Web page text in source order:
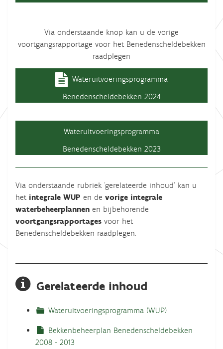
Via onderstaande knop kan u de vorige
voortgangsrapportage voor het Benedenscheldebekken
raadplegen
Wateruitvoeringsprogramma
Benedenscheldebekken 2024
Wateruitvoeringsprogramma
Benedenscheldebekken 2023
Via onderstaande rubriek 'gerelateerde inhoud' kan u
het integrale WUP en de vorige integrale
waterbeheerplannen en bijbehorende
voortgangsrapportages voor het
Benedenscheldebekken raadplegen.
Gerelateerde inhoud
Wateruitvoeringsprogramma (WUP)
Bekkenbeheerplan Benedenscheldebekken
2008 - 2013